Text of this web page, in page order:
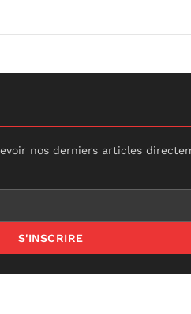
nos derniers articles
S'INSCRIRE